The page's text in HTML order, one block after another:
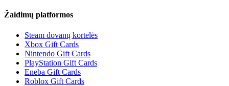
Žaidimų platformos
Steam dovanų kortelės
Xbox Gift Cards
Nintendo Gift Cards
PlayStation Gift Cards
Eneba Gift Cards
Roblox Gift Cards